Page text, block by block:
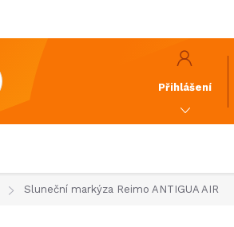
Přihlášení
Sluneční markýza Reimo ANTIGUA AIR